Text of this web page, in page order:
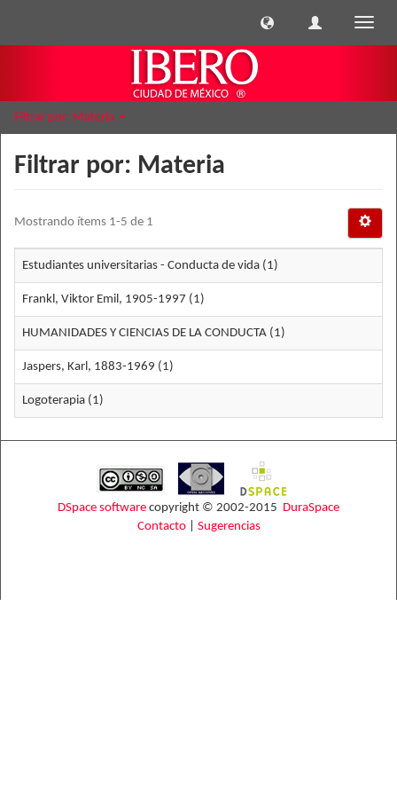
Filtrar por: Materia
Filtrar por: Materia
Mostrando ítems 1-5 de 1
Estudiantes universitarias - Conducta de vida (1)
Frankl, Viktor Emil, 1905-1997 (1)
HUMANIDADES Y CIENCIAS DE LA CONDUCTA (1)
Jaspers, Karl, 1883-1969 (1)
Logoterapia (1)
DSpace software copyright © 2002-2015 DuraSpace
Contacto| Sugerencias